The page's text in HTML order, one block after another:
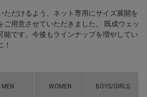
ただけるよう、ネット専用にサイズ展開を
ご用意させていただきました。 既成ウェッ
能です。今後もラインナップを増やしてい
！
MEN WOMEN BOYS/GIRLS